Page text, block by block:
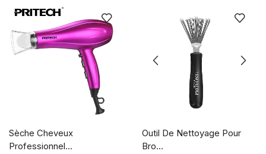
Sèche Cheveux
Professionnel...
Outil De Nettoyage Pour
Bro...